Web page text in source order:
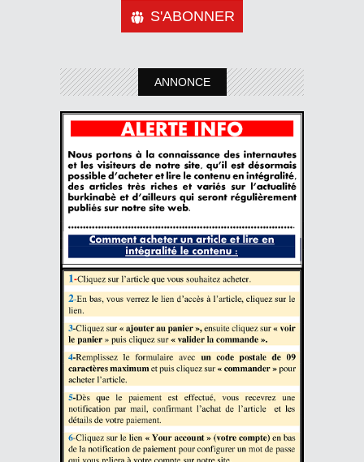
S'ABONNER
ANNONCE